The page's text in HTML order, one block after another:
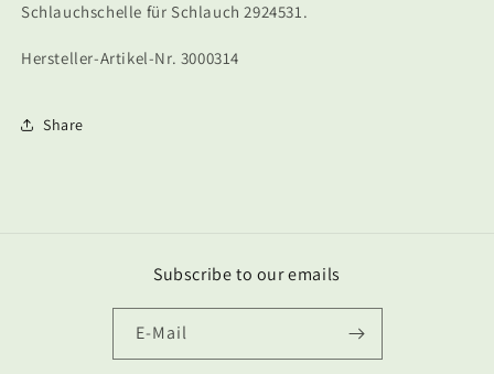
Schlauchschelle für Schlauch 2924531.
Hersteller-Artikel-Nr. 3000314
Share
Subscribe to our emails
E-Mail